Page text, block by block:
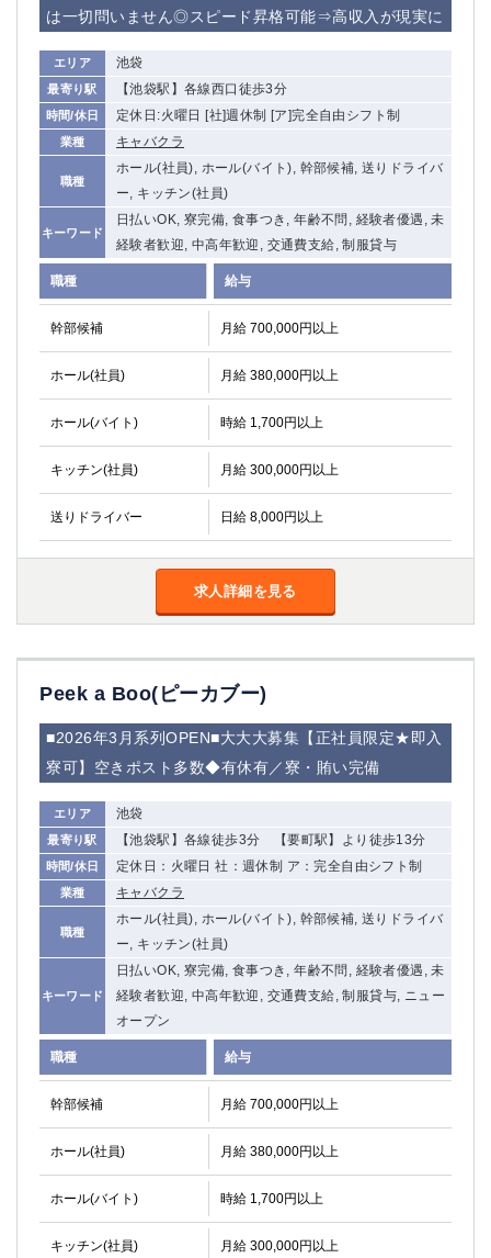
は一切問いません◎スピード昇格可能⇒高収入が現実に
エリア 池袋
最寄り駅 【池袋駅】各線西口徒歩3分
時間/休日 定休日:火曜日 [社]週休制 [ア]完全自由シフト制
業種 キャバクラ
職種
ホール(社員), ホール(バイト), 幹部候補, 送りドライバ
ー, キッチン(社員)
キーワード
日払いOK, 寮完備, 食事つき, 年齢不問, 経験者優遇, 未
経験者歓迎, 中高年歓迎, 交通費支給, 制服貸与
職種 給与
幹部候補 月給 700,000円以上
ホール(社員) 月給 380,000円以上
ホール(バイト) 時給 1,700円以上
キッチン(社員) 月給 300,000円以上
送りドライバー 日給 8,000円以上
求人詳細を見る
Peek a Boo(ピーカブー)
■2026年3月系列OPEN■大大大募集【正社員限定★即入
寮可】空きポスト多数◆有休有／寮・賄い完備
エリア 池袋
最寄り駅 【池袋駅】各線徒歩3分 【要町駅】より徒歩13分
時間/休日 定休日：火曜日 社：週休制 ア：完全自由シフト制
業種 キャバクラ
職種
ホール(社員), ホール(バイト), 幹部候補, 送りドライバ
ー, キッチン(社員)
キーワード
日払いOK, 寮完備, 食事つき, 年齢不問, 経験者優遇, 未
経験者歓迎, 中高年歓迎, 交通費支給, 制服貸与, ニュー
オープン
職種 給与
幹部候補 月給 700,000円以上
ホール(社員) 月給 380,000円以上
ホール(バイト) 時給 1,700円以上
キッチン(社員) 月給 300,000円以上